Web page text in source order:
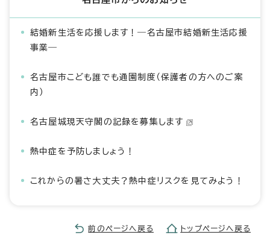
結婚新生活を応援します！―名古屋市結婚新生活応援
事業―
名古屋市こども誰でも通園制度（保護者の方へのご案
内）
名古屋城現天守閣の記録を募集します
熱中症を予防しましょう！
これからの暑さ大丈夫？熱中症リスクを見てみよう！
前のページへ戻る トップページへ戻る